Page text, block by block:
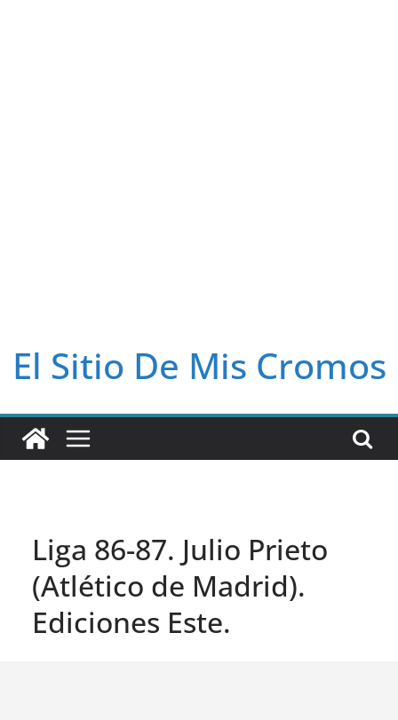
El Sitio De Mis Cromos
Liga 86-87. Julio Prieto
(Atlético de Madrid).
Ediciones Este.